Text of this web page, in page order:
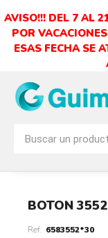
AVISO!!! DEL 7 AL
POR
ESAS FECHA SE
BOTON
6583552*30